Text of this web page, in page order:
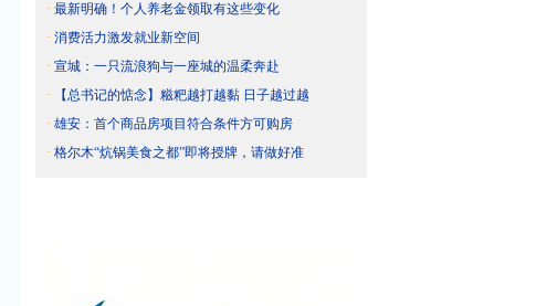
· 最新明确！个人养老金领取有这些变化
· 消费活力激发就业新空间
· 宣城：一只流浪狗与一座城的温柔奔赴
·
【总书记的惦念】糍粑越打越黏 日子越过越
· 雄安：首个商品房项目符合条件方可购房
· 格尔木“炕锅美食之都”即将授牌，请做好准